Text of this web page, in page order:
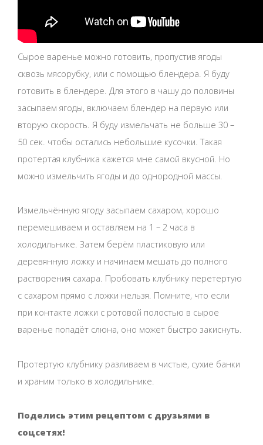
Сырое варенье можно готовить, пропустив ягоды
сквозь мясорубку, или с помощью блендера. Я буду
готовить в блендере. Для этого в чашу до половины
засыпаем ягоды, включаем блендер на первую или
вторую скорость. Я буду измельчать не больше 30 –
50 сек. чтобы остались небольшие кусочки. Такая
протертая клубника кажется мне самой вкусной. Но
можно измельчить ягоды и до однородной массы.
Измельчённую ягоду засыпаем сахаром, хорошо
перемешиваем и оставляем на 1 – 2 часа в
холодильнике. Затем берём пластиковую или
деревянную ложку и начинаем мешать до полного
растворения сахара. Пробовать клубнику перетертую
с сахаром прямо с ложки нельзя. Помните, что если
при контакте ложки с ротовой полостью в сырое
варенье попадёт слюна, оно может быстро закиснуть.
Протертую клубнику разливаем в чистые, сухие банки
и храним только в холодильнике.
Поделись этим рецептом с друзьями в
соцсетях!